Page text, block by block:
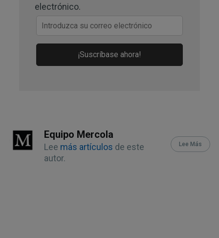
electrónico.
¡Suscríbase ahora!
Equipo Mercola
Lee más artículos de este
autor.
Lee Más